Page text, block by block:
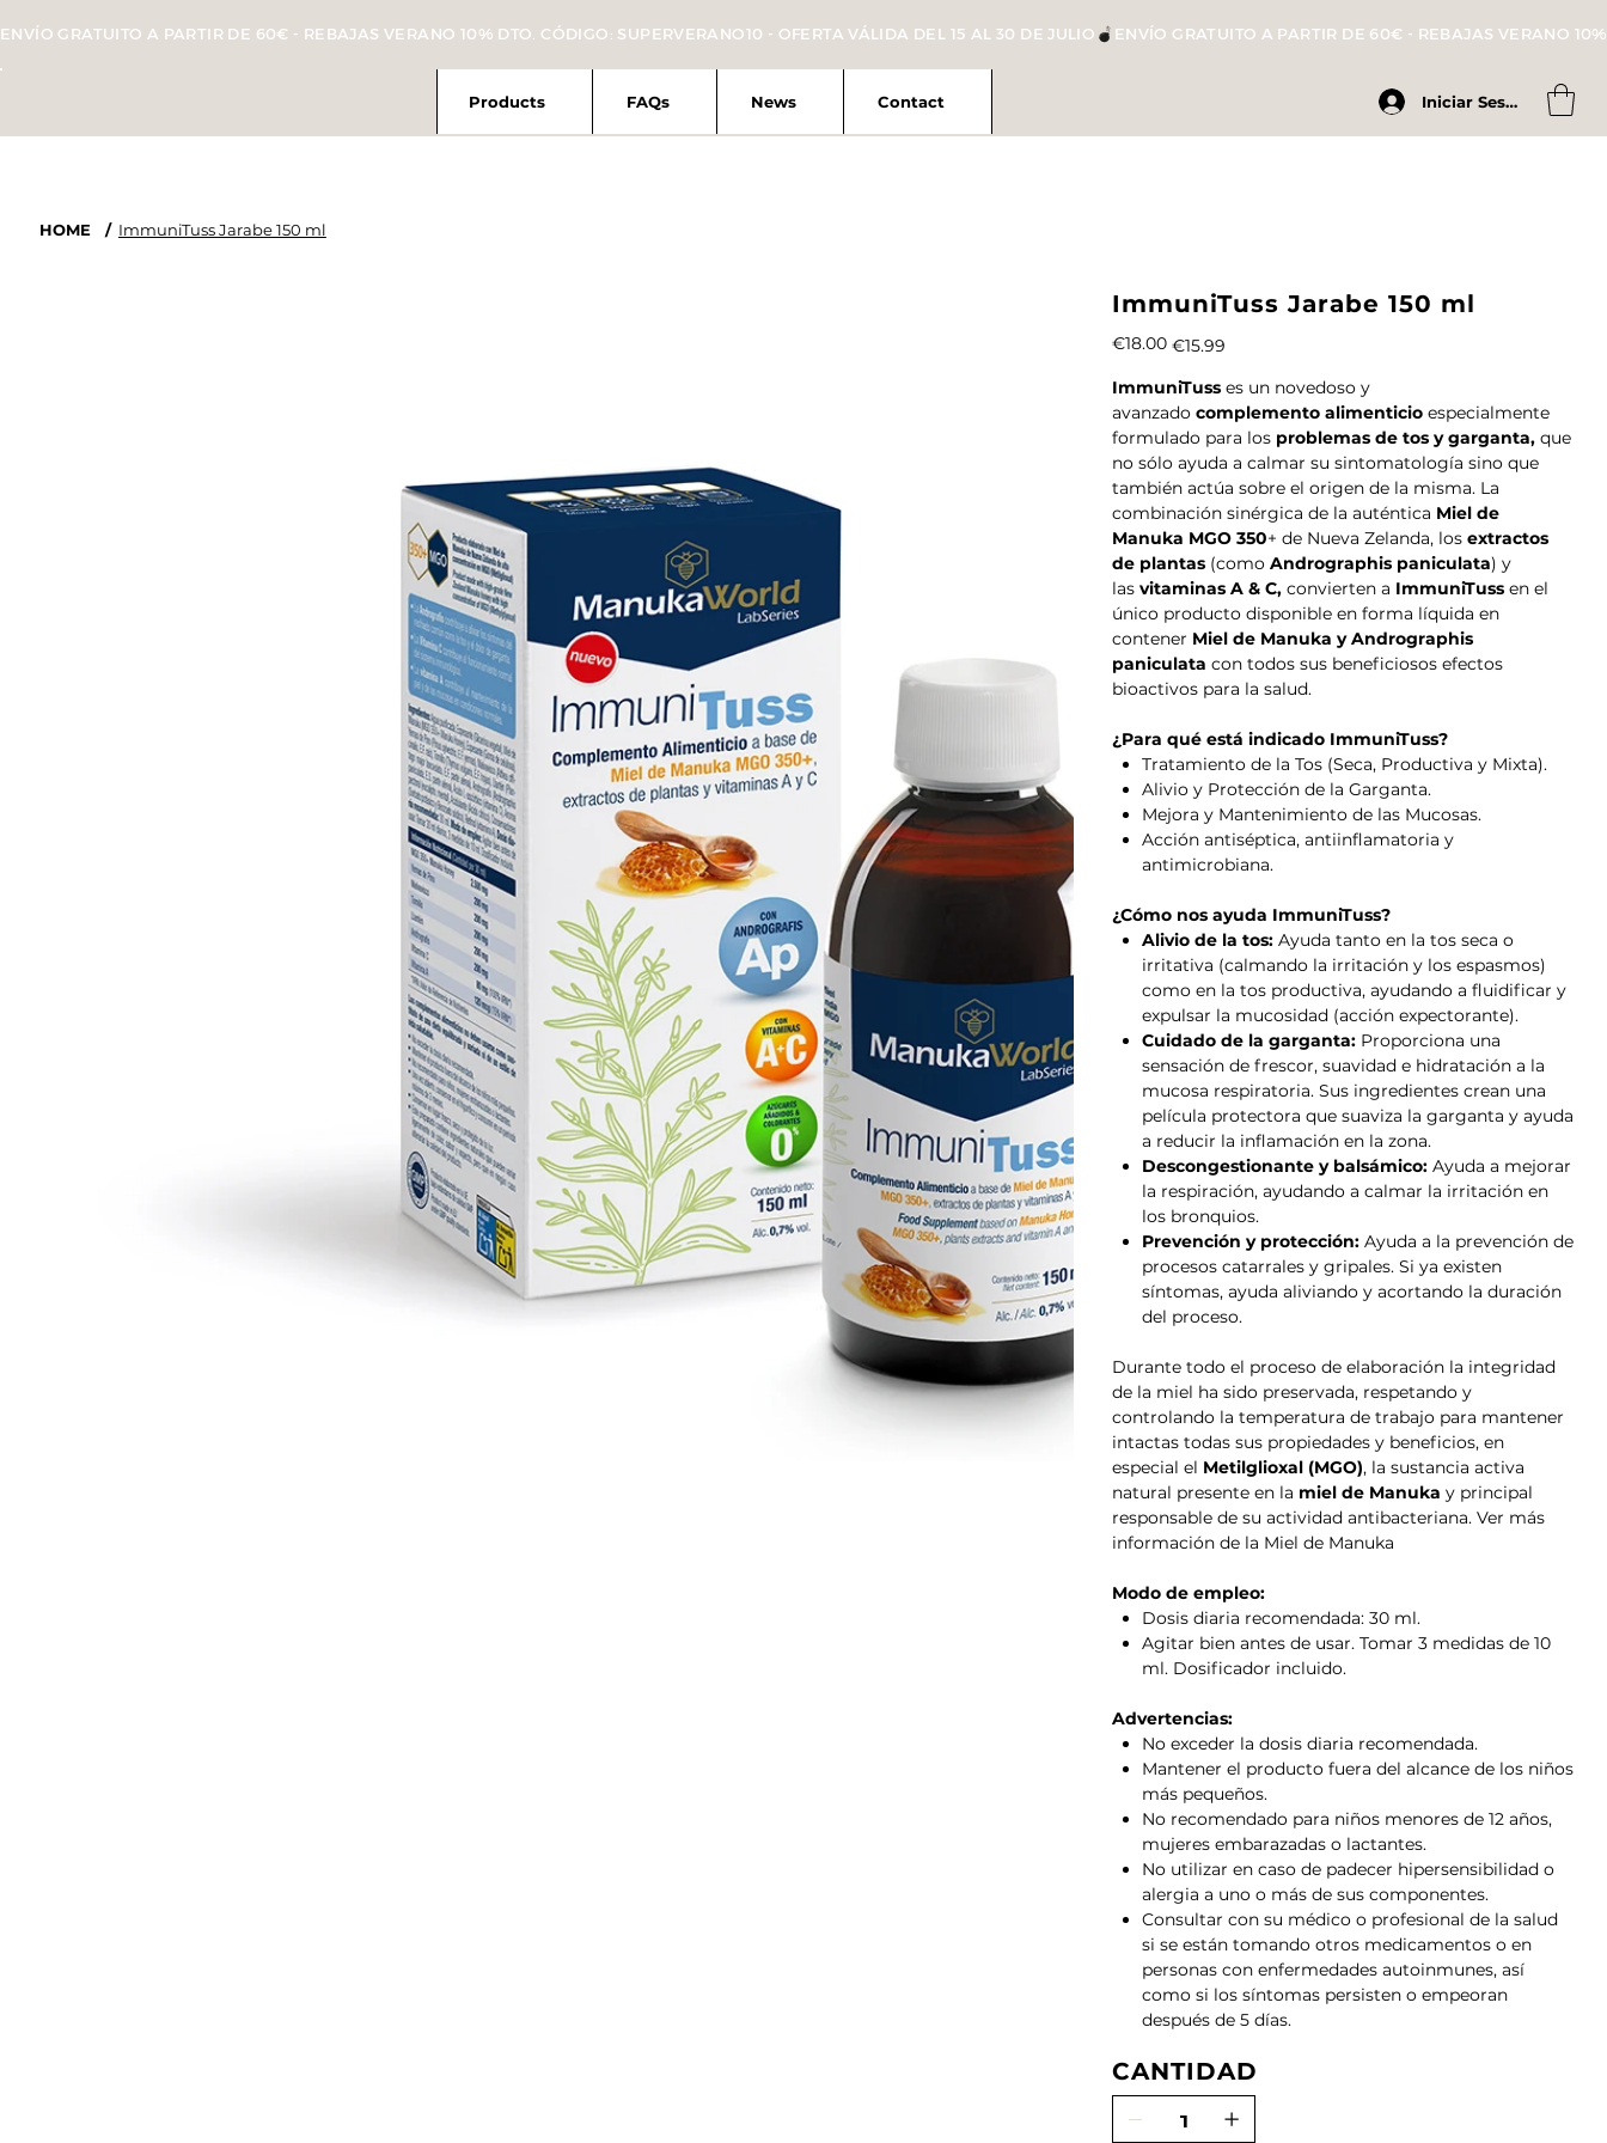
ENVÍO GRATUITO A PARTIR DE 60€ - REBAJAS VERANO 10% DTO. CÓDIGO: SUPERVERANO10 - OFERTA VÁLIDA DEL 15 AL 30 DE JULIO
Products FAQs News Contact Iniciar Sesión
HOME / ImmuniTuss Jarabe 150 ml
ImmuniTuss Jarabe 150 ml
Original
price
€18.00
Sale
price
€15.99
ImmuniTusses un novedoso y
avanzadocomplemento alimenticio especialmente
formulado para los problemas de tos y garganta,que
no sólo ayuda a calmar su sintomatología sino que
también actúa sobre el origen de la misma. La
combinación sinérgica de la auténtica Miel de
Manuka MGO 350+ de Nueva Zelanda, los extractos
de plantas (como Andrographis paniculata) y
las vitaminas A & C,convierten a ImmuniTussen el
único producto disponible en forma líquida en
contener Miel de Manuka y Andrographis
paniculata con todos sus beneficiosos efectos
bioactivos para la salud.
¿Para qué está indicado ImmuniTuss?
Tratamiento de la Tos (Seca, Productiva y Mixta).
Alivio y Protección de la Garganta.
Mejora y Mantenimiento de las Mucosas.
Acción antiséptica, antiinflamatoria y
antimicrobiana.
¿Cómo nos ayuda ImmuniTuss?
Alivio de la tos: Ayuda tanto en la tos seca o
irritativa (calmando la irritación y los espasmos)
como en la tos productiva, ayudando a fluidificar y
expulsar la mucosidad (acción expectorante).
Cuidado de la garganta: Proporciona una
sensación de frescor, suavidad e hidratación a la
mucosa respiratoria. Sus ingredientes crean una
película protectora que suaviza la garganta y ayuda
a reducir la inflamación en la zona.
Descongestionante y balsámico: Ayuda a mejorar
la respiración, ayudando a calmar la irritación en
los bronquios.
Prevención y protección: Ayuda a la prevención de
procesos catarrales y gripales. Si ya existen
síntomas, ayuda aliviando y acortando la duración
del proceso.
Durante todo el proceso de elaboración la integridad
de la miel ha sido preservada, respetando y
controlando la temperatura de trabajo para mantener
intactas todas sus propiedades y beneficios, en
especial el Metilglioxal (MGO), la sustancia activa
natural presente en la miel de Manuka y principal
responsable de su actividad antibacteriana. Ver más
información de la Miel de Manuka
Modo de empleo:
Dosis diaria recomendada: 30 ml.
Agitar bien antes de usar. Tomar 3 medidas de 10
ml. Dosificador incluido.
Advertencias:
No exceder la dosis diaria recomendada.
Mantener el producto fuera del alcance de los niños
más pequeños.
No recomendado para niños menores de 12 años,
mujeres embarazadas o lactantes.
No utilizar en caso de padecer hipersensibilidad o
alergia a uno o más de sus componentes.
Consultar con su médico o profesional de la salud
si se están tomando otros medicamentos o en
personas con enfermedades autoinmunes, así
como si los síntomas persisten o empeoran
después de 5 días.
CANTIDAD